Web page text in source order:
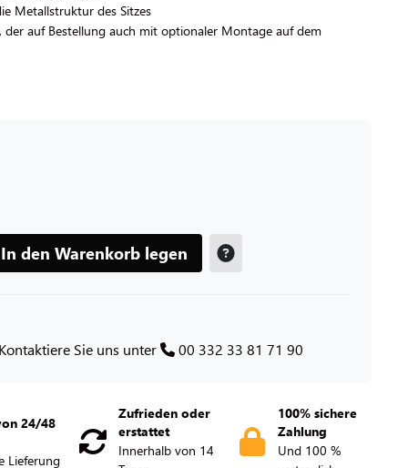
Metallstruktur des Sitzes
der auf Bestellung auch mit optionaler Montage auf dem
In den Warenkorb legen
Sie uns unter 00 332 33 81 71 90
24/48
Lieferung
Zufrieden oder
erstattet
Innerhalb von 14
100% sichere
Zahlung
Und 100 %